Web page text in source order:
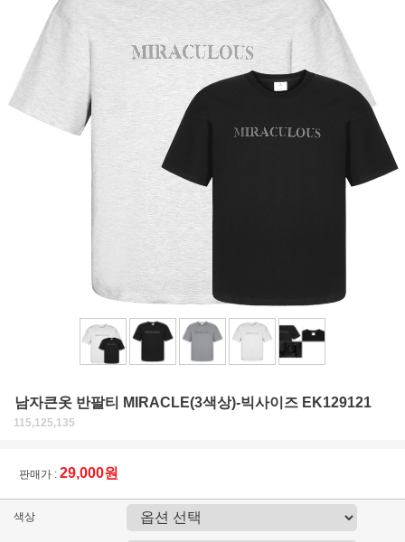
남자큰옷 반팔티 MIRACLE(3색상)-빅사이즈 EK129121
115,125,135
판매가 : 29,000원
색상